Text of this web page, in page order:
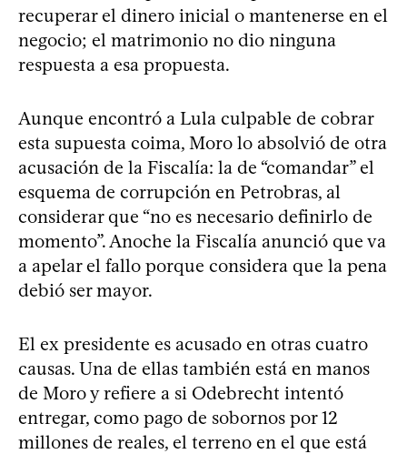
recuperar el dinero inicial o mantenerse en el
negocio; el matrimonio no dio ninguna
respuesta a esa propuesta.
Aunque encontró a Lula culpable de cobrar
esta supuesta coima, Moro lo absolvió de otra
acusación de la Fiscalía: la de “comandar” el
esquema de corrupción en Petrobras, al
considerar que “no es necesario definirlo de
momento”. Anoche la Fiscalía anunció que va
a apelar el fallo porque considera que la pena
debió ser mayor.
El ex presidente es acusado en otras cuatro
causas. Una de ellas también está en manos
de Moro y refiere a si Odebrecht intentó
entregar, como pago de sobornos por 12
millones de reales, el terreno en el que está